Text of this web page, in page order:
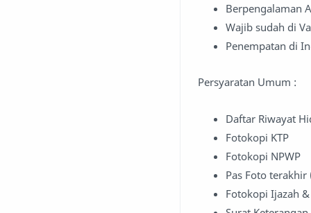
Berpengalaman
Wajib sudah di
Penempatan di
Persyaratan Umum :
Daftar Riwayat
Fotokopi KTP
Fotokopi NPWP
Pas Foto
Fotokopi Ijazah